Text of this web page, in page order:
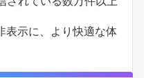
表示に、より快適な体